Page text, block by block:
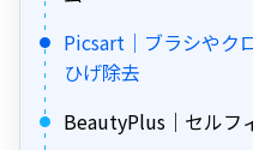
Picsart｜ブラシやク
ひげ除去
BeautyPlus｜セルフ